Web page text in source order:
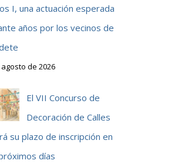
I, una actuación esperada
años por los vecinos de
de 2026
El VII Concurso de
Decoración de Calles
su plazo de inscripción en
días